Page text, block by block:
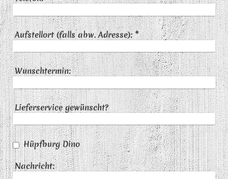
Aufstellort (falls abw. Adresse):*
Wunschtermin:
Lieferservice gewünscht?
Hüpfburg Dino
Nachricht: